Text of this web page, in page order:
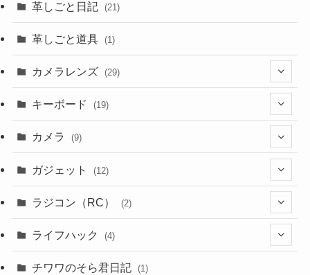
革しごと日記 (21)
革しごと道具 (1)
カメラレンズ (29)
(8)
(3)
(9)
(1)
キーボード (19)
(1)
(1)
カメラ (9)
(7)
(2)
ガジェット (12)
(1)
ラジコン（RC） (2)
ライフハック (4)
(2)
チワワのそら君日記 (1)